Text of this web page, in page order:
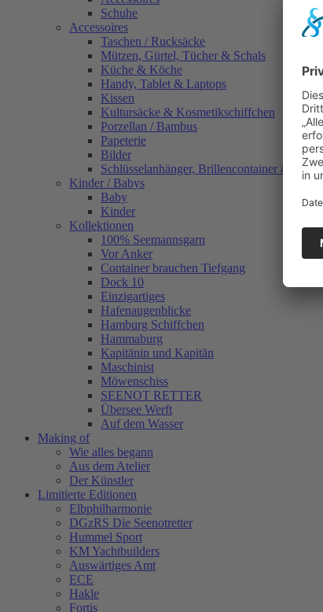
Schuhe
Accessoires
Taschen / Rucksäcke
Mützen, Gürtel, Tücher & Schals
Küche & Köche
Handy, Tablet & Laptops
Kissen
Kultursäcke & Kosmetikschiffchen
Porzellan / Bambus
Papeterie
Bilder
Schlüsselanhänger, Brillencontainer & mehr
Kinder / Babys
Baby
Kinder
Kollektionen
100% Seemannsgarn
Vor Anker
Container brauchen Tiefgang
Dock 10
Einzigartiges
Hafenaugen­blicke
Hamburg Schiffchen
Hammaburg
Kapitänin und Kapitän
Maschinist
Möwenschiss
SEENOT RETTER
Übersee Werft
Auf dem Wasser
Making of
Wie alles begann
Aus dem Atelier
Der Künstler
Limitierte Editionen
Elbphilharmonie
DGzRS Die Seenotretter
Hummel Sport
KM Yachtbuilders
Auswärtiges Amt
ECE
Hakle
Fortis